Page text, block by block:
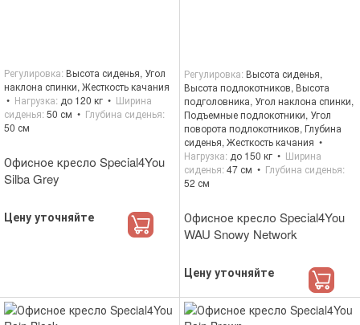
Офисное кресло Special4You
Silba Grey
Цену уточняйте
Регулировка Высота сиденья, Угол
наклона спинки, Жесткость качания
Нагрузка до 120 кг
Ширина
сиденья 50 см
Глубина сиденья
50 см
Офисное кресло Special4You
WAU Snowy Network
Цену уточняйте
Регулировка Высота сиденья,
Высота подлокотников, Высота
подголовника, Угол наклона спинки,
Подъемные подлокотники, Угол
поворота подлокотников, Глубина
сиденья, Жесткость качания
Нагрузка до 150 кг
Ширина
сиденья 47 см
Глубина сиденья
52 см